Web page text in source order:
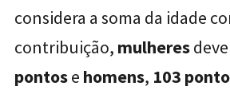
considera a soma da idade
contribuição, mulheres
pontose homens, 103